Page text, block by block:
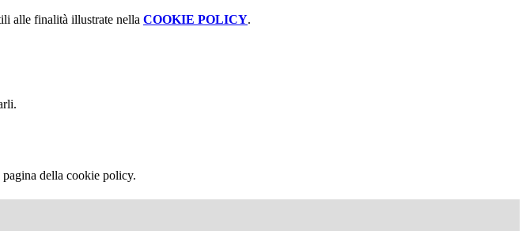
alle finalità illustrate nella COOKIE POLICY.
della cookie policy.